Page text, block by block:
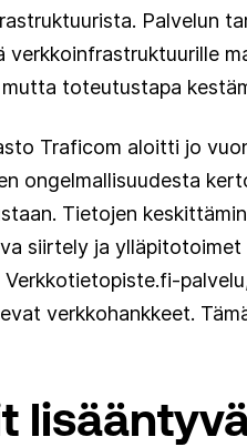
Palvelun
toteutustapa
Traficom aloitti jo
ongelmallisuudesta
Tietojen
siirtely ja
Verkkotietopiste.fi-
verkkohankkeet.